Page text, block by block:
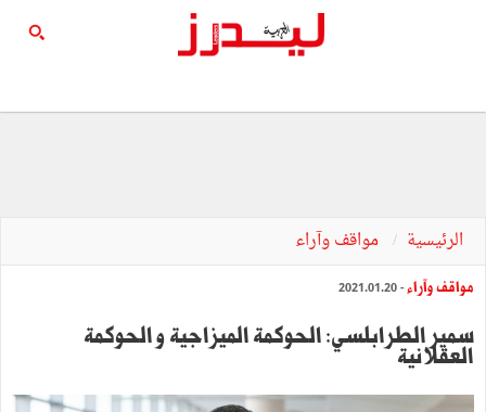
الرئيسية مواقف وآراء
مواقف وآراء- 2021.01.20
سمير الطرابلسي: الحوكمة الميزاجية و الحوكمة
العقلانية